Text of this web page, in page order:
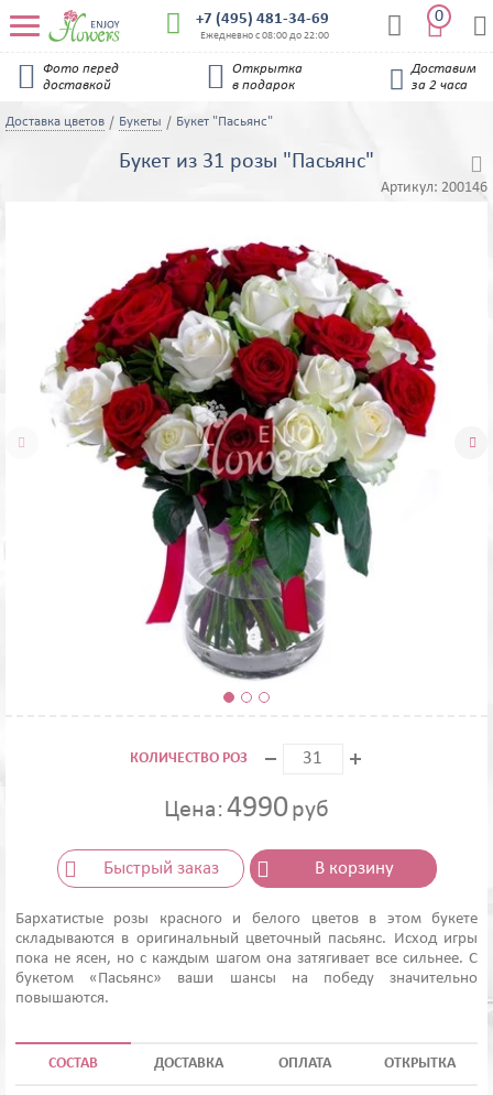
 +7 (495) 481-34-69
Ежедневно с 08:00 до 22:00  
0 

Фото перед
доставкой

Открытка
в подарок

Доставим
за 2 часа
Доставка цветов Букеты Букет "Пасьянс"
Букет из 31 розы "Пасьянс"
Артикул: 200146
 
КОЛИЧЕСТВО РОЗ
Цена: 4990руб
Быстрый заказ В корзину
Бархатистые розы красного и белого цветов в этом букете
складываются в оригинальный цветочный пасьянс. Исход игры
пока не ясен, но с каждым шагом она затягивает все сильнее. С
букетом «Пасьянс» ваши шансы на победу значительно
повышаются.
СОСТАВ ДОСТАВКА ОПЛАТА ОТКРЫТКА
